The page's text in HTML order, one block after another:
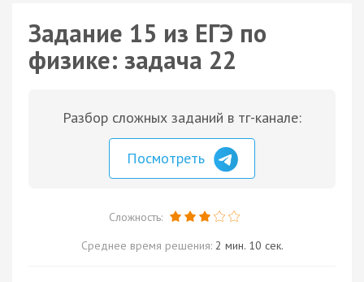
Задание 15 из ЕГЭ по
физике: задача 22
Разбор сложных заданий в тг-канале:
Посмотреть
Сложность:
Среднее время решения: 2 мин. 10 сек.